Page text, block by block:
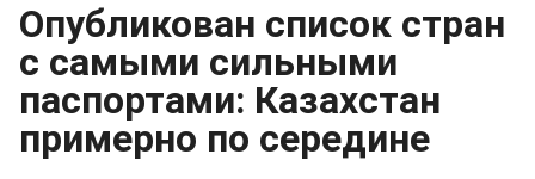
Опубликован список стран
с самыми сильными
паспортами: Казахстан
примерно по середине